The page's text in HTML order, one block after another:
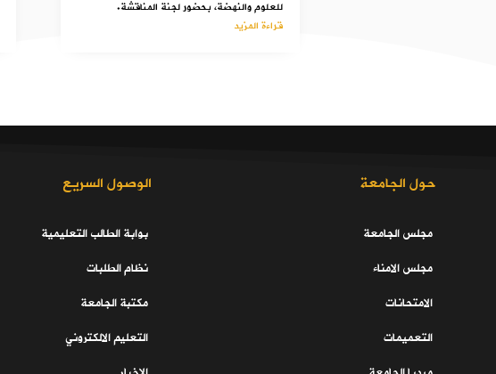
للعلوم والنهضة، بحضور لجنة المناقشة.
قراءة المزيد
الوصول السريع
بوابة الطالب التعليمية
نظام الطلبات
مكتبة الجامعة
التعليم الالكتروني
حول الجامعة
مجلس الجامعة
مجلس الامناء
الامتحانات
التعميمات